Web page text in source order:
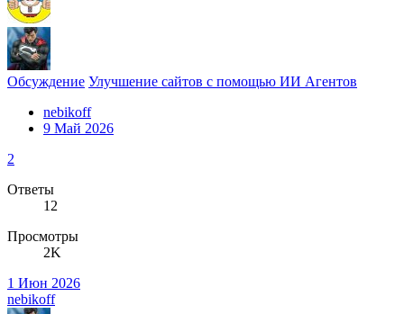
Обсуждение Улучшение сайтов с помощью ИИ Агентов
nebikoff
9 Май 2026
2
Ответы
12
Просмотры
2K
1 Июн 2026
nebikoff